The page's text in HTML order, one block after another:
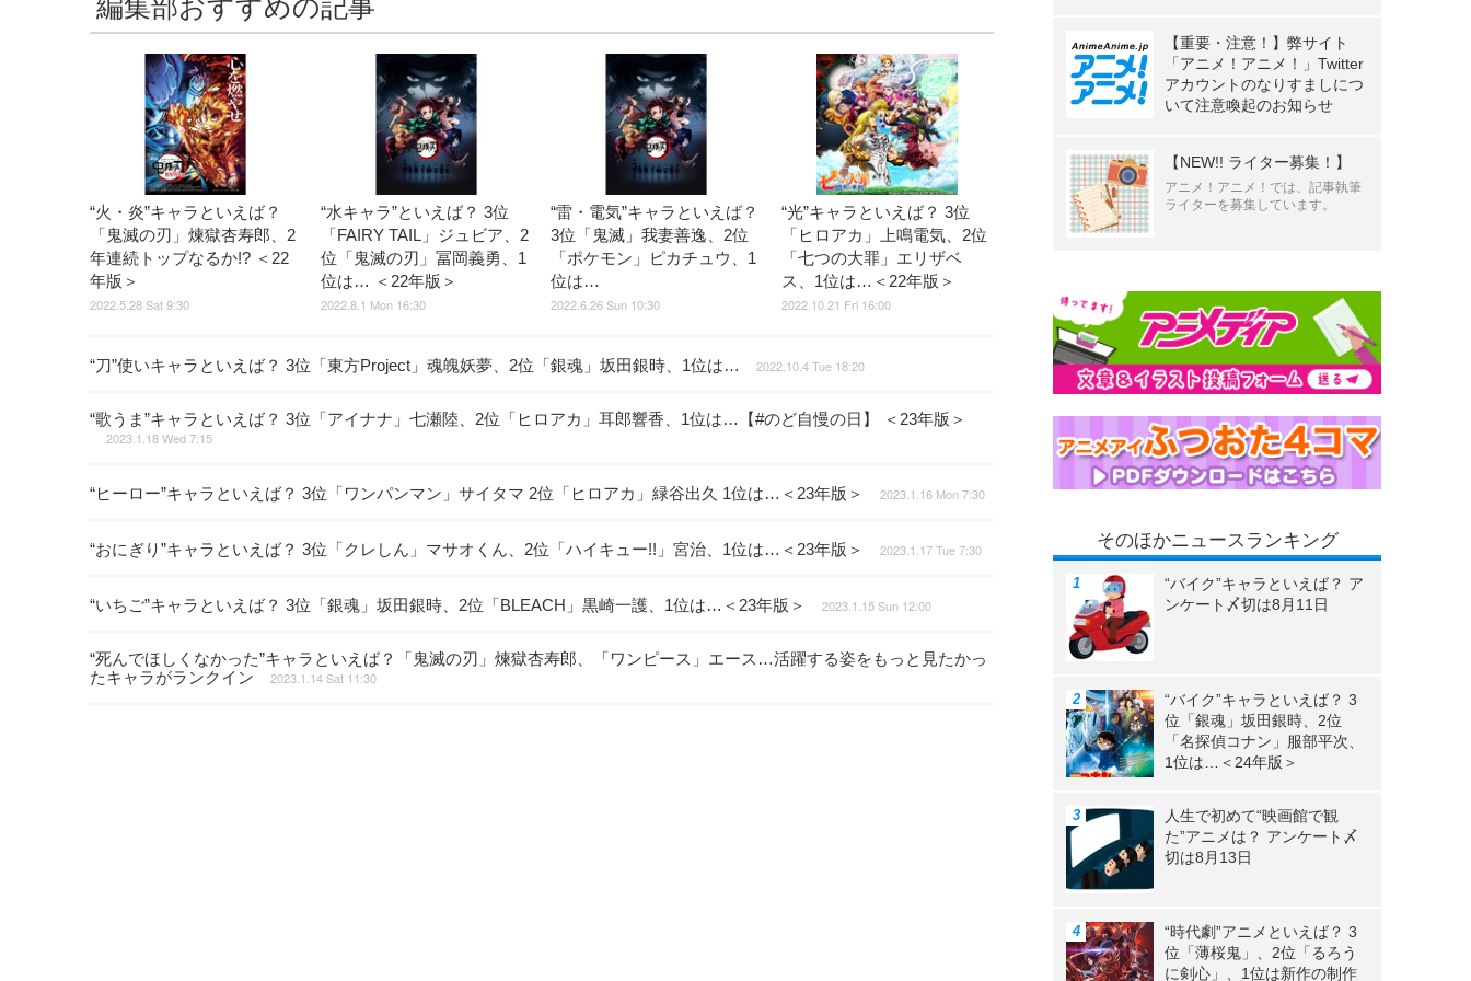
編集部おすすめの記事
“火・炎”キャラといえば？
「鬼滅の刃」煉獄杏寿郎、2
年連続トップなるか!? ＜22
年版＞
2022.5.28 Sat 9:30
“水キャラ”といえば？ 3位
「FAIRY TAIL」ジュビア、2
位「鬼滅の刃」冨岡義勇、1
位は… ＜22年版＞
2022.8.1 Mon 16:30
“雷・電気”キャラといえば？
3位「鬼滅」我妻善逸、2位
「ポケモン」ピカチュウ、1
位は…
2022.6.26 Sun 10:30
“光”キャラといえば？ 3位
「ヒロアカ」上鳴電気、2位
「七つの大罪」エリザベ
ス、1位は…＜22年版＞
2022.10.21 Fri 16:00
“刀”使いキャラといえば？ 3位「東方Project」魂魄妖夢、2位「銀魂」坂田銀時、1位は… 2022.10.4 Tue 18:20
“歌うま”キャラといえば？ 3位「アイナナ」七瀬陸、2位「ヒロアカ」耳郎響香、1位は…【#のど自慢の日】 ＜23年版＞
2023.1.18 Wed 7:15
“ヒーロー”キャラといえば？ 3位「ワンパンマン」サイタマ 2位「ヒロアカ」緑谷出久 1位は…＜23年版＞ 2023.1.16 Mon 7:30
“おにぎり”キャラといえば？ 3位「クレしん」マサオくん、2位「ハイキュー!!」宮治、1位は…＜23年版＞ 2023.1.17 Tue 7:30
“いちご”キャラといえば？ 3位「銀魂」坂田銀時、2位「BLEACH」黒崎一護、1位は…＜23年版＞ 2023.1.15 Sun 12:00
“死んでほしくなかった”キャラといえば？「鬼滅の刃」煉獄杏寿郎、「ワンピース」エース…活躍する姿をもっと見たかっ
たキャラがランクイン
2023.1.14 Sat 11:30
【重要・注意！】弊サイト
「アニメ！アニメ！」Twitter
アカウントのなりすましにつ
いて注意喚起のお知らせ
【NEW!! ライター募集！】
アニメ！アニメ！では、記事執筆
ライターを募集しています。
そのほかニュースランキング
“バイク”キャラといえば？ ア
ンケート〆切は8月11日
“バイク”キャラといえば？ 3
位「銀魂」坂田銀時、2位
「名探偵コナン」服部平次、
1位は…＜24年版＞
人生で初めて“映画館で観
た”アニメは？ アンケート〆
切は8月13日
“時代劇”アニメといえば？ 3
位「薄桜鬼」、2位「るろう
に剣心」、1位は新作の制作